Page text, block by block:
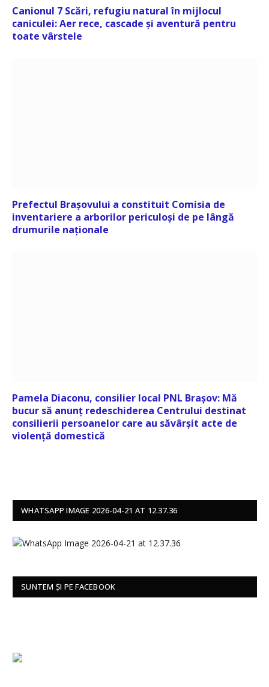
Canionul 7 Scări, refugiu natural în mijlocul
caniculei: Aer rece, cascade și aventură pentru
toate vârstele
Prefectul Brașovului a constituit Comisia de
inventariere a arborilor periculoși de pe lângă
drumurile naționale
Pamela Diaconu, consilier local PNL Brașov: Mă
bucur să anunț redeschiderea Centrului destinat
consilierii persoanelor care au săvârșit acte de
violență domestică
WHATSAPP IMAGE 2026-04-21 AT 12.37.36
SUNTEM ȘI PE FACEBOOK